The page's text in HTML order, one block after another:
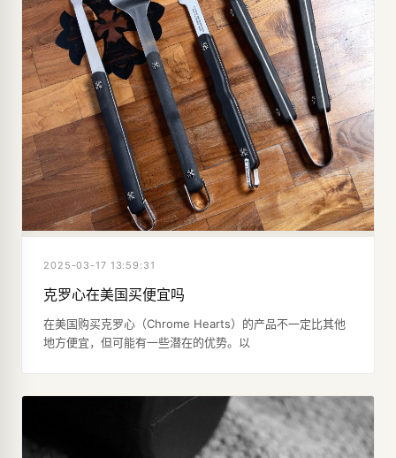
2025-03-17 13:59:31
克罗心在美国买便宜吗
在美国购买克罗心（Chrome Hearts）的产品不一定比其他
地方便宜，但可能有一些潜在的优势。以